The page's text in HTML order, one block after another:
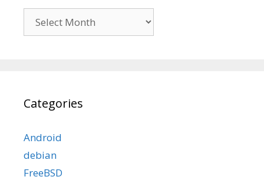
Categories
Android
debian
FreeBSD